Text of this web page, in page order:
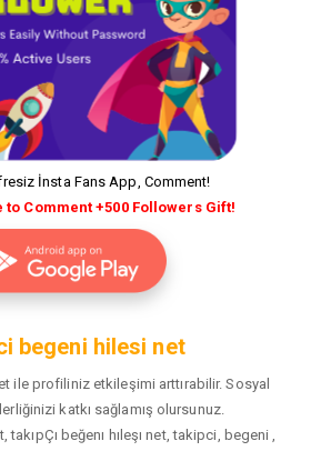
İnsta Fans App, Comment!
to Comment +500 Followers Gift!
begeni hilesi net
ile profiliniz etkileşimi arttırabilir. Sosyal
katkı sağlamış olursunuz.
beğenı hıleşı net, takipci, begeni ,